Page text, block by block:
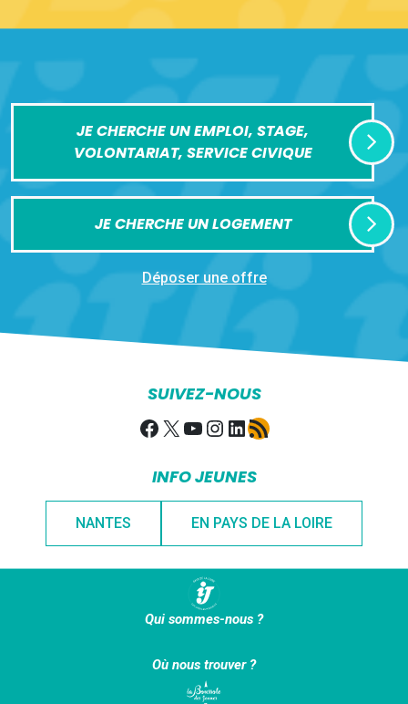
JE CHERCHE UN EMPLOI, STAGE,
VOLONTARIAT, SERVICE CIVIQUE
JE CHERCHE UN LOGEMENT
Déposer une offre
SUIVEZ-NOUS
Facebook
X YouTube
Instagram
LinkedIn
Flux RSS
INFO JEUNES
NANTES EN PAYS DE LA LOIRE
Qui sommes-nous ?
Où nous trouver ?